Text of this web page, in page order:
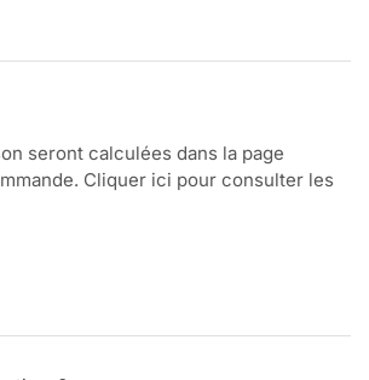
seront calculées dans la page
Cliquer ici pour consulter les